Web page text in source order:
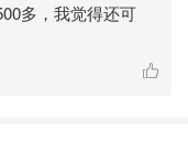
多，我觉得还可